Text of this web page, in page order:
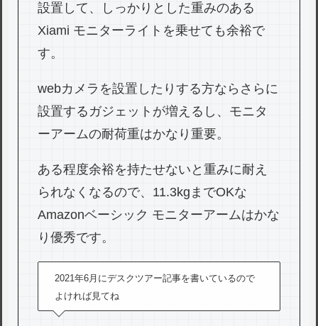
設置して、しっかりとした重みのある
Xiami モニターライトを乗せても余裕で
す。
webカメラを設置したりする方ならさらに
設置するガジェットが増えるし、モニタ
ーアームの耐荷重はかなり重要。
ある程度余裕を持たせないと重みに耐え
られなくなるので、11.3kgまでOKな
Amazonベーシック モニターアームはかな
り優秀です。
2021年6月にデスクツアー記事を書いているので
よければ見てね